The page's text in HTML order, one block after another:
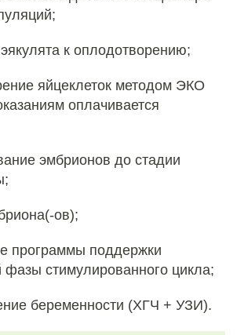
к оплодотворению;
яйцеклеток методом ЭКО
оплачивается
эмбрионов до стадии
ов);
программы поддержки
стимулированного цикла;
беременности (ХГЧ + УЗИ).